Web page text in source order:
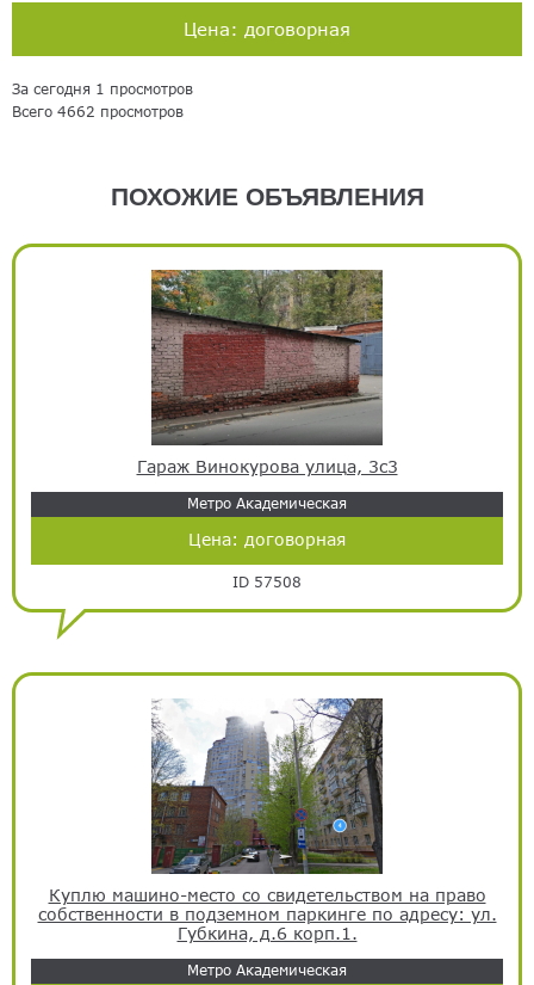
Цена: договорная
За сегодня 1 просмотров
Всего 4662 просмотров
ПОХОЖИЕ ОБЪЯВЛЕНИЯ
Гараж Винокурова улица, 3с3
Метро Академическая
Цена: договорная
ID 57508
Куплю машино-место со свидетельством на право
собственности в подземном паркинге по адресу: ул.
Губкина, д.6 корп.1.
Метро Академическая